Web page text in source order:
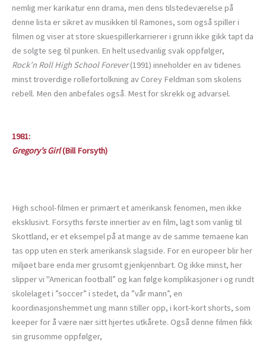
nemlig mer karikatur enn drama, men dens tilstedeværelse på
denne lista er sikret av musikken til Ramones, som også spiller i
filmen og viser at store skuespillerkarrierer i grunn ikke gikk tapt da
de solgte seg til punken. En helt usedvanlig svak oppfølger,
Rock’n Roll High School Forever(1991) inneholder en av tidenes
minst troverdige rollefortolkning av Corey Feldman som skolens
rebell. Men den anbefales også. Mest for skrekk og advarsel.
1981:
Gregory’s Girl(Bill Forsyth)
High school-filmen er primært et amerikansk fenomen, men ikke
eksklusivt. Forsyths første innertier av en film, lagt som vanlig til
Skottland, er et eksempel på at mange av de samme temaene kan
tas opp uten en sterk amerikansk slagside. For en europeer blir her
miljøet bare enda mer grusomt gjenkjennbart. Og ikke minst, her
slipper vi "American football” og kan følge komplikasjoner i og rundt
skolelaget i ”soccer” i stedet, da ”vår mann”, en
koordinasjonshemmet ung mann stiller opp, i kort-kort shorts, som
keeper for å være nær sitt hjertes utkårete. Også denne filmen fikk
sin grusomme oppfølger,